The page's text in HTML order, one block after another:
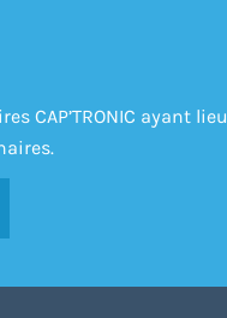
CAP’TRONIC ayant lieu